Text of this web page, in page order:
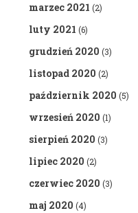
marzec 2021 (2)
luty 2021 (6)
grudzień 2020 (3)
listopad 2020 (2)
październik 2020 (5)
wrzesień 2020 (1)
sierpień 2020 (3)
lipiec 2020 (2)
czerwiec 2020 (3)
maj 2020 (4)